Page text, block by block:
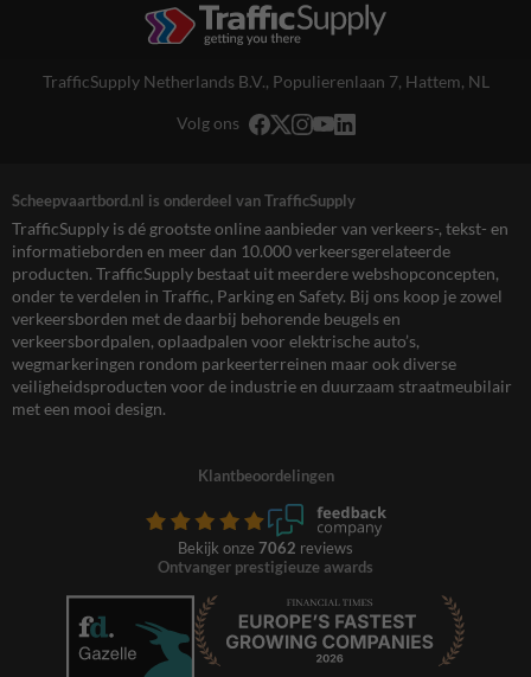
TrafficSupply Netherlands B.V., Populierenlaan 7, Hattem, NL
Volg ons
Scheepvaartbord.nl is onderdeel van TrafficSupply
TrafficSupply is dé grootste online aanbieder van verkeers-, tekst- en
informatieborden en meer dan 10.000 verkeersgerelateerde
producten. TrafficSupply bestaat uit meerdere webshopconcepten,
onder te verdelen in Traffic, Parking en Safety. Bij ons koop je zowel
verkeersborden met de daarbij behorende beugels en
verkeersbordpalen, oplaadpalen voor elektrische auto’s,
wegmarkeringen rondom parkeerterreinen maar ook diverse
veiligheidsproducten voor de industrie en duurzaam straatmeubilair
met een mooi design.
Klantbeoordelingen
Bekijk onze 7062 reviews
Ontvanger prestigieuze awards